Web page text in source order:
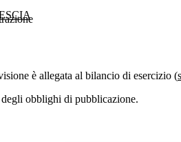
è allegata al bilancio di esercizio (
obblighi di pubblicazione.